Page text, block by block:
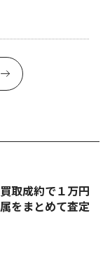
取成約で１万円
をまとめて査定